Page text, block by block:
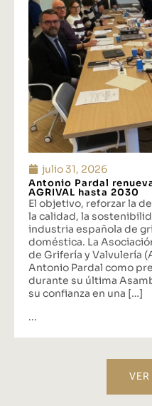
julio 31, 2026
Antonio Pardal
AGRIVAL hasta 2030
El objetivo, reforzar la
la calidad, la
industria española de
doméstica. La
de Grifería y Valvulería
Antonio Pardal como
durante su última
su confianza en una […]
...